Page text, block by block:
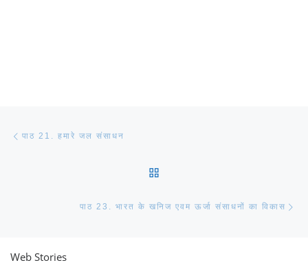
पाठ 21. हमारे जल संसाधन
पाठ 23. भारत के खनिज एवम ऊर्जा संसाधनों का विकास
Web Stories